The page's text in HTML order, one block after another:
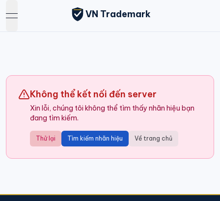
open navigation menu
VN Trademark
Không thể kết nối đến server
Xin lỗi, chúng tôi không thể tìm thấy nhãn hiệu bạn
đang tìm kiếm.
Thử lại Tìm kiếm nhãn hiệu Về trang chủ